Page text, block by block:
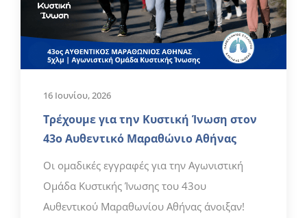
16 Ιουνίου, 2026
Τρέχουμε για την Κυστική Ίνωση στον
43ο Αυθεντικό Μαραθώνιο Αθήνας
Οι ομαδικές εγγραφές για την Αγωνιστική
Ομάδα Κυστικής Ίνωσης του 43ου
Αυθεντικού Μαραθωνίου Αθήνας άνοιξαν!